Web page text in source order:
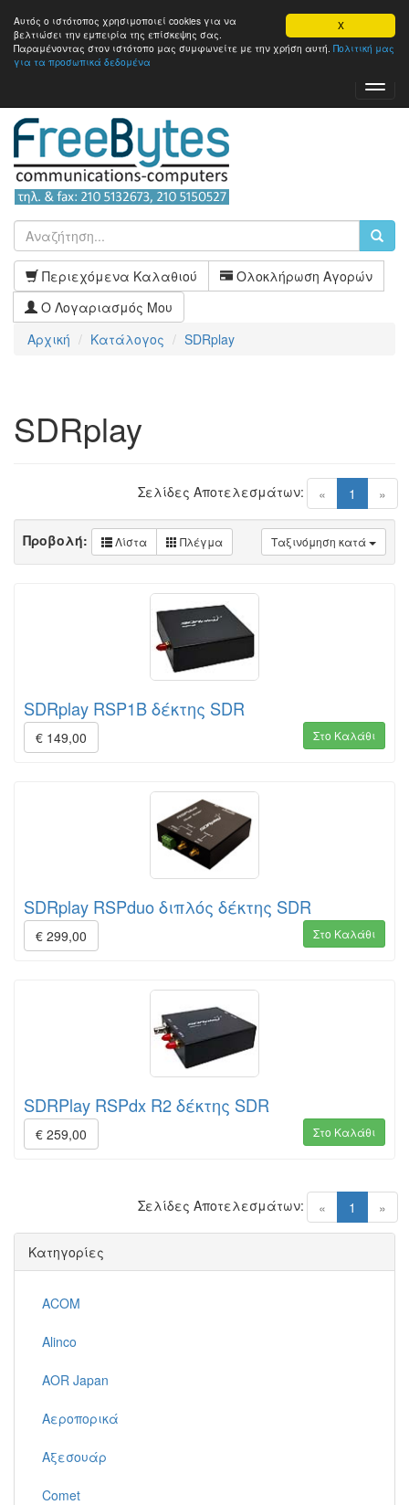
X
Αυτός ο ιστότοπος χρησιμοποιεί cookies για να
βελτιώσει την εμπειρία της επίσκεψης σας.
Παραμένοντας στον ιστότοπo μας συμφωνείτε με την χρήση αυτή. Πολιτική μας
για τα προσωπικά δεδομένα
Περιεχόμενα Καλαθιού
Ολοκλήρωση Αγορών
Ο Λογαριασμός Μου
Αρχική
Κατάλογος SDRplay
SDRplay
« 1 (current)
»
Σελίδες Αποτελεσμάτων:
Ταξινόμηση κατά
Προβολή: Λίστα Πλέγμα
SDRplay RSP1B δέκτης SDR
€ 149,00 Στο Καλάθι
SDRplay RSPduo διπλός δέκτης SDR
€ 299,00 Στο Καλάθι
SDRPlay RSPdx R2 δέκτης SDR
€ 259,00 Στο Καλάθι
« 1 (current)
»
Σελίδες Αποτελεσμάτων:
Κατηγορίες
ACOM
Alinco
AOR Japan
Αεροπορικά
Αξεσουάρ
Comet